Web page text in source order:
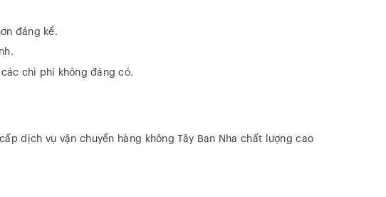
đáng kể.
chi phí không đáng có.
dịch vụ vận chuyển hàng không Tây Ban Nha chất lượng cao